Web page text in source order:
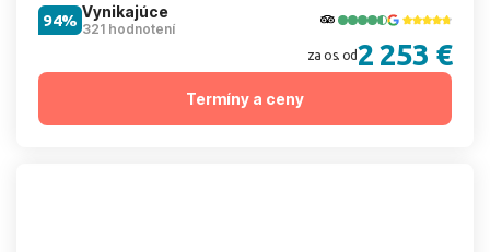
Vynikajúce
321 hodnotení
94%
za os. od2 253 €
Termíny a ceny